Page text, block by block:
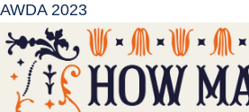
AWDA 2023